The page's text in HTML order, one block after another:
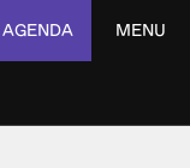
AGENDA MENU